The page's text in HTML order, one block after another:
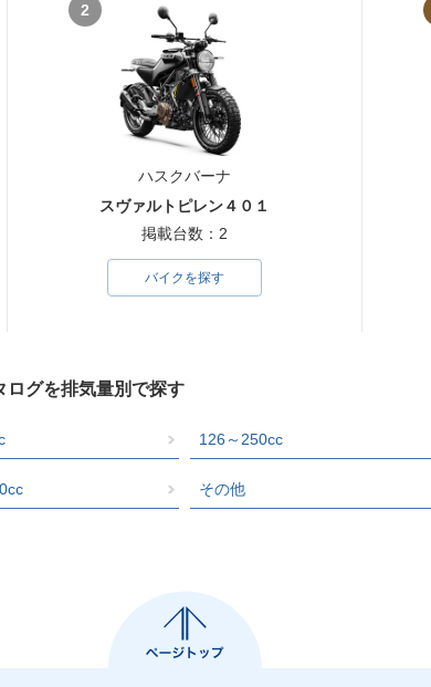
2
ハスクバーナ
スヴァルトピレン４０１
掲載台数：2
バイクを探す
グを排気量別で探す
126～250cc
その他